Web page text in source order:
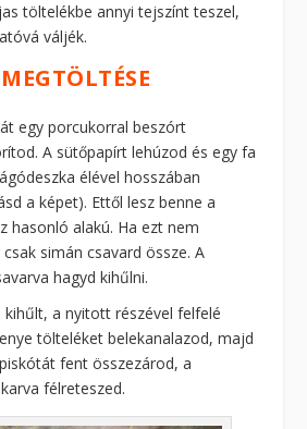
töltelékbe annyi tejszínt teszel,
váljék.
egy porcukorral beszórt
A sütőpapírt lehúzod és egy fa
élével hosszában
a képet). Ettől lesz benne a
hasonló alakú. Ha ezt nem
simán csavard össze. A
hagyd kihűlni.
a nyitott részével felfelé
tölteléket belekanalazod, majd
fent összezárod, a
félreteszed.